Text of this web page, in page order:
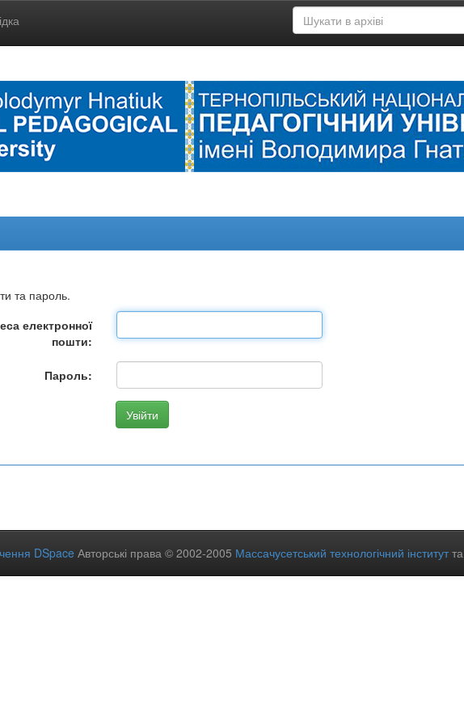
та пароль.
електронної
пошти:
Пароль:
DSpace Авторські права © 2002-2005 Массачусетський технологічний інститутта